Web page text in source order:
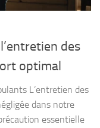
des
optimal
L’entretien des
dans notre
essentielle